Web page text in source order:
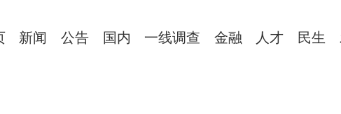
新闻 公告 国内 一线调查 金融 人才 民生